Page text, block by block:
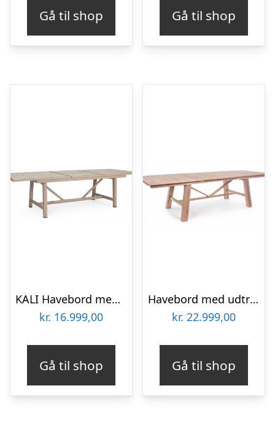
Gå til shop Gå til shop
KALI Havebord med udtræk i aluminium og keramik 212 – 285 x 106 cm – Grå trælook/Mix
kr. 16.999,00
Gå til shop
Havebord med udtræk i teaktræ 220 – 300 x 100 cm – Teaktræ
kr. 22.999,00
Gå til shop